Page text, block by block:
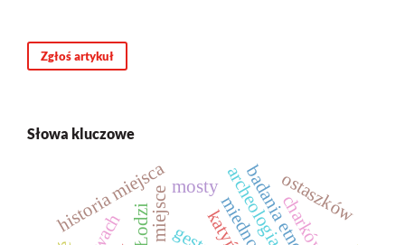
Zgłoś artykuł
Słowa kluczowe
historia miejsca katyń charków
miednojeostaszków
miejscemosty